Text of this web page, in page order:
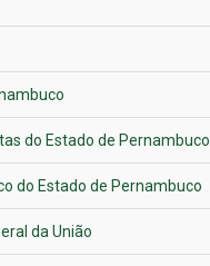
do Estado de Pernambuco
do Estado de Pernambuco
da União